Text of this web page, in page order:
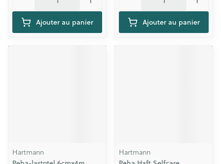
Ajouter au panier Ajouter au panier
Hartmann Hartmann